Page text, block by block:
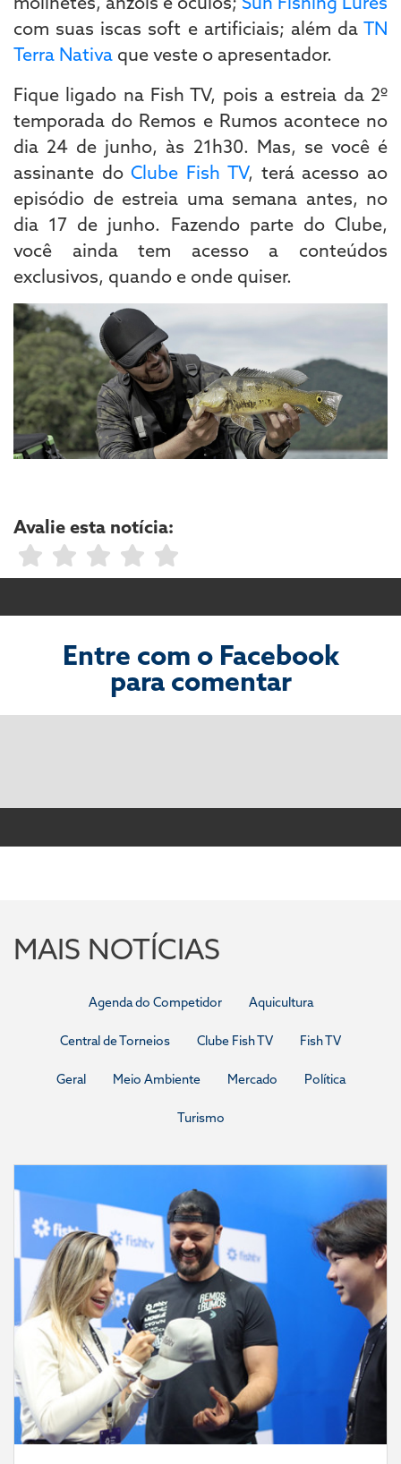
com suas iscas soft e artificiais; além da TN
Terra Nativa que veste o apresentador.
Fique ligado na Fish TV, pois a estreia da 2º
temporada do Remos e Rumos acontece no
dia 24 de junho, às 21h30. Mas, se você é
assinante doClube Fish TV, terá acesso ao
episódio de estreia uma semana antes, no
dia 17 de junho. Fazendo parte do Clube,
você ainda tem acesso a conteúdos
exclusivos, quando e onde quiser.
Avalie esta notícia:
Entre com o Facebook
para comentar
MAIS NOTÍCIAS
Agenda do Competidor Aquicultura
Central de Torneios Clube Fish TV Fish TV
Geral Meio Ambiente Mercado Política
Turismo